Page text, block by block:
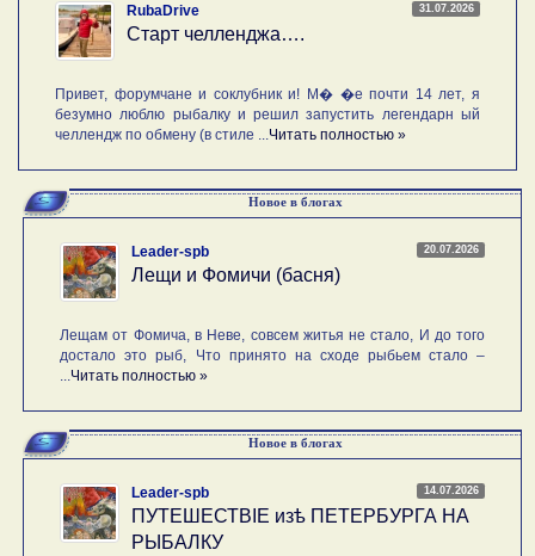
31.07.2026
RubaDrive
Старт челленджа….
Привет, форумчане и соклубник и! М� �е почти 14 лет, я
безумно люблю рыбалку и решил запустить легендарн ый
челлендж по обмену (в стиле ... Читать полностью »
Новое в блогах
20.07.2026
Leader-spb
Лещи и Фомичи (басня)
Лещам от Фомича, в Неве, совсем житья не стало, И до того
достало это рыб, Что принято на сходе рыбьем стало –
Читать полностью »
Новое в блогах
14.07.2026
Leader-spb
ПУТЕШЕСТВIE изѣ ПЕТЕРБУРГА НА
РЫБАЛКУ